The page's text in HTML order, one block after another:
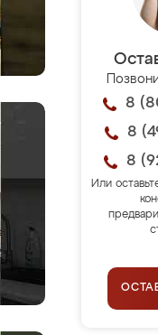
8
8
8
Или